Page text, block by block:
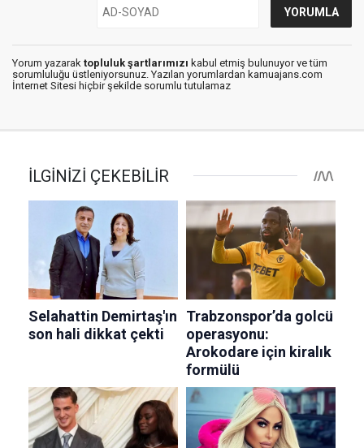
Yorum yazarak topluluk şartlarımızı kabul etmiş bulunuyor ve tüm
sorumluluğu üstleniyorsunuz. Yazılan yorumlardan kamuajans.com
İnternet Sitesi hiçbir şekilde sorumlu tutulamaz